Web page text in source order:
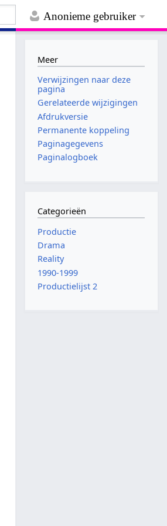
Anonieme gebruiker
Meer
Verwijzingen naar deze
pagina
Gerelateerde wijzigingen
Afdrukversie
Permanente koppeling
Paginagegevens
Paginalogboek
Categorieën
Productie
Drama
Reality
1990-1999
Productielijst 2